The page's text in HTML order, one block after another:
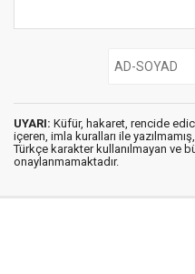
UYARI: Küfür, hakaret, rencide
içeren, imla kuralları ile yazılmamış,
Türkçe karakter kullanılmayan ve
onaylanmamaktadır.